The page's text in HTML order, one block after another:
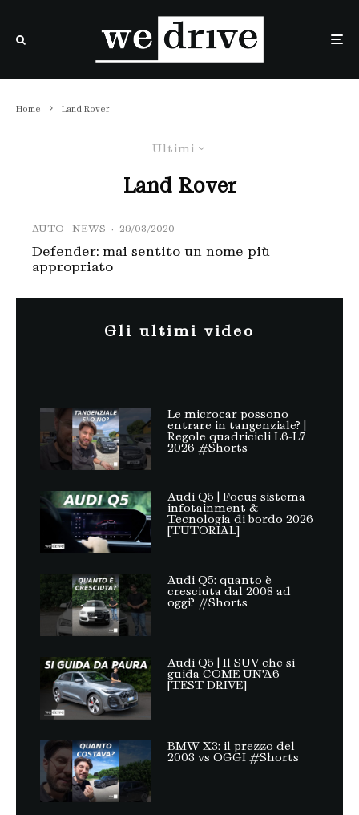
Home Land Rover
Ultimi
Land Rover
AUTO NEWS · 29/03/2020
Defender: mai sentito un nome più
appropriato
Gli ultimi video
Le microcar possono
entrare in tangenziale? |
Regole quadricicli L6-L7
2026 #Shorts
Audi Q5 | Focus sistema
infotainment &
Tecnologia di bordo 2026
[TUTORIAL]
Audi Q5: quanto è
cresciuta dal 2008 ad
oggi? #Shorts
Audi Q5 | Il SUV che si
guida COME UN'A6
[TEST DRIVE]
BMW X3: il prezzo del
2003 vs OGGI #Shorts